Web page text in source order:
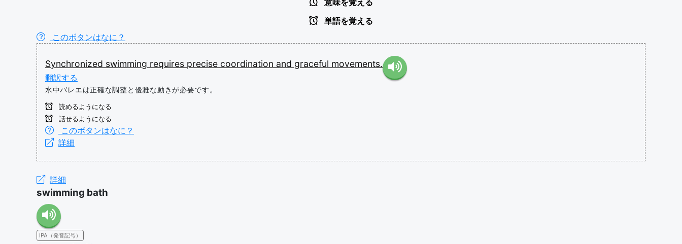
意味を覚える
単語を覚える
このボタンはなに？
Synchronized swimming requires precise coordination and graceful movements.
翻訳する
水中バレエは正確な調整と優雅な動きが必要です。
読めるようになる
話せるようになる
このボタンはなに？
詳細
詳細
swimming bath
IPA（発音記号）